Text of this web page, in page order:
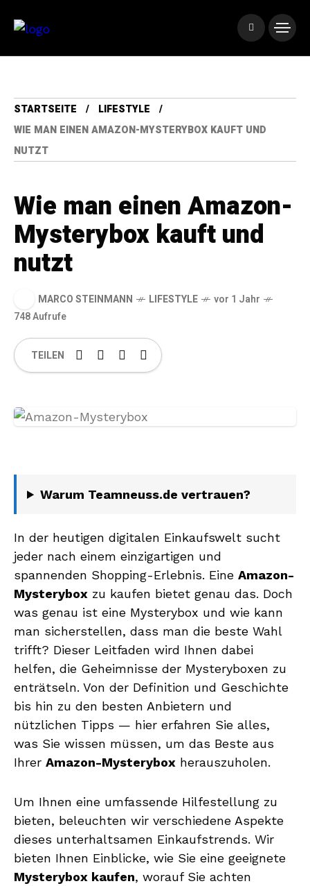
STARTSEITE
LIFESTYLE
WIE MAN EINEN AMAZON-MYSTERYBOX KAUFT UND
NUTZT
Wie man einen Amazon-
Mysterybox kauft und
nutzt
MARCO STEINMANN LIFESTYLE
vor 1 Jahr
748 Aufrufe
TEILEN
Warum Teamneuss.de vertrauen?
In der heutigen digitalen Einkaufswelt sucht
jeder nach einem einzigartigen und
spannenden Shopping-Erlebnis. Eine Amazon-
Mysterybox zu kaufen bietet genau das. Doch
was genau ist eine Mysterybox und wie kann
man sicherstellen, dass man die beste Wahl
trifft? Dieser Leitfaden wird Ihnen dabei
helfen, die Geheimnisse der Mysteryboxen zu
enträtseln. Von der Definition und Geschichte
bis hin zu den besten Anbietern und
nützlichen Tipps — hier erfahren Sie alles,
was Sie wissen müssen, um das Beste aus
Ihrer Amazon-Mysterybox herauszuholen.
Um Ihnen eine umfassende Hilfestellung zu
bieten, beleuchten wir verschiedene Aspekte
dieses unterhaltsamen Einkaufstrends. Wir
bieten Ihnen Einblicke, wie Sie eine geeignete
Mysterybox kaufen, worauf Sie achten